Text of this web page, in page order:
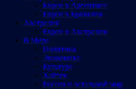
Евреи в Аргентине
Евреи в Бразилии
Австралия
Евреи в Австралии
В Мире
Политика
Экономика
Культура
Хайтек
Россия и остальной мир